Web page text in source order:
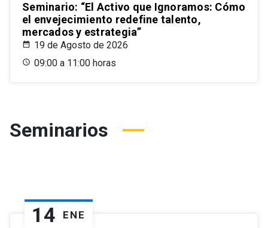
Seminario: “El Activo que Ignoramos: Cómo
el envejecimiento redefine talento,
mercados y estrategia”
19 de Agosto de 2026
09:00 a 11:00 horas
Seminarios
14 ENE